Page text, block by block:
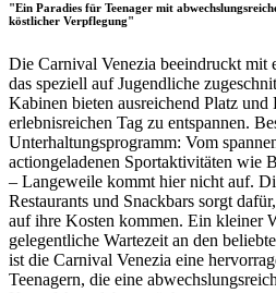
"Ein Paradies für Teenager mit
köstlicher Verpflegung"
Die Carnival Venezia beeindruckt mit
das speziell auf Jugendliche
Kabinen bieten ausreichend Platz
erlebnisreichen Tag zu entspannen.
Unterhaltungsprogramm: Vom
actiongeladenen Sportaktivitäten wie
– Langeweile kommt hier nicht auf.
Restaurants und Snackbars sorgt
auf ihre Kosten kommen. Ein kleiner
gelegentliche Wartezeit an den
ist die Carnival Venezia eine
Teenagern, die eine